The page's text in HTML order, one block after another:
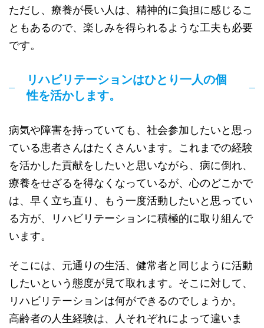
ただし、療養が長い人は、精神的に負担に感じるこ
ともあるので、楽しみを得られるような工夫も必要
です。
リハビリテーションはひとり一人の個
性を活かします。
病気や障害を持っていても、社会参加したいと思っ
ている患者さんはたくさんいます。これまでの経験
を活かした貢献をしたいと思いながら、病に倒れ、
療養をせざるを得なくなっているが、心のどこかで
は、早く立ち直り、もう一度活動したいと思ってい
る方が、リハビリテーションに積極的に取り組んで
います。
そこには、元通りの生活、健常者と同じように活動
したいという態度が見て取れます。そこに対して、
リハビリテーションは何ができるのでしょうか。
高齢者の人生経験は、人それぞれによって違いま